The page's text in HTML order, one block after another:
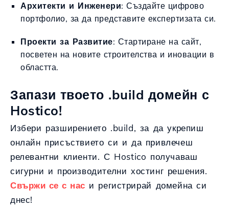
Архитекти и Инженери: Създайте цифрово
портфолио, за да представите експертизата си.
Проекти за Развитие: Стартиране на сайт,
посветен на новите строителства и иновации в
областта.
Запази твоето .build домейн с
Hostico!
Избери разширението .build, за да укрепиш
онлайн присъствието си и да привлечеш
релевантни клиенти. С Hostico получаваш
сигурни и производителни хостинг решения.
Свържи се с нас и регистрирай домейна си
днес!